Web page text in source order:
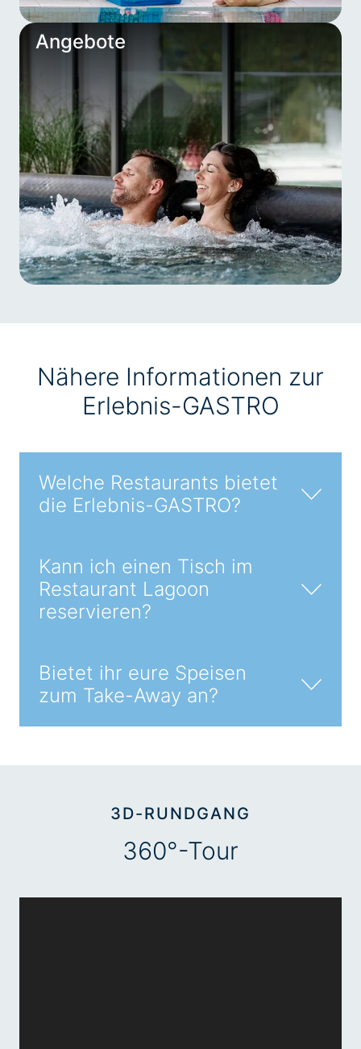
Angebote
Nähere Informationen zur
Erlebnis-GASTRO
Welche Restaurants bietet
die Erlebnis-GASTRO?
Kann ich einen Tisch im
Restaurant Lagoon
reservieren?
Bietet ihr eure Speisen
zum Take-Away an?
360°-Tour
3D-RUNDGANG